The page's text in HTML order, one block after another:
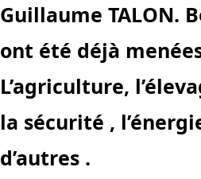
Guillaume TALON.
ont été déjà
L’agriculture,
la sécurité ,
d’autres .